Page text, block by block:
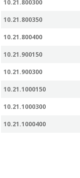
10.21.800300
10.21.800350
10.21.800400
10.21.900150
10.21.900300
10.21.1000150
10.21.1000300
10.21.1000400